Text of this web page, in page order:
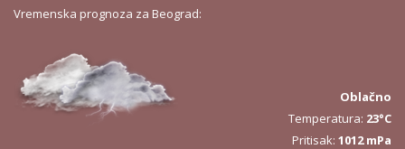
Vremenska prognoza za Beograd:
Oblačno
Temperatura: 23°C
Pritisak: 1012 mPa